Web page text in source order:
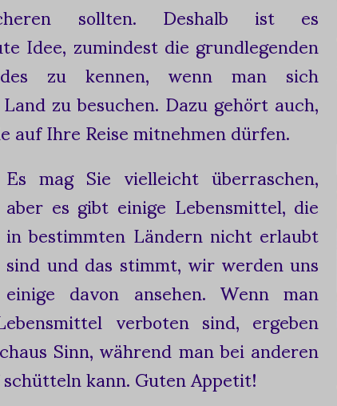
sollten. Deshalb ist es
Idee, zumindest die grundlegenden
zu kennen, wenn man sich
zu besuchen. Dazu gehört auch,
auf Ihre Reise mitnehmen dürfen.
Es mag Sie vielleicht überraschen,
aber es gibt einige Lebensmittel, die
in bestimmten Ländern nicht erlaubt
sind und das stimmt, wir werden uns
einige davon ansehen. Wenn man
verboten sind, ergeben
Sinn, während man bei anderen
kann. Guten Appetit!